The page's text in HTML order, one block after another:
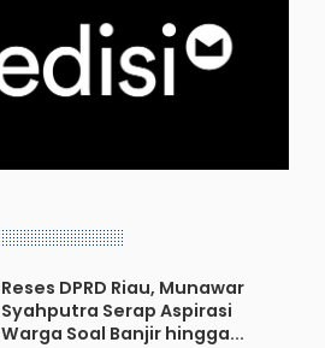
Reses DPRD Riau, Munawar
Syahputra Serap Aspirasi
Warga Soal Banjir hingga...